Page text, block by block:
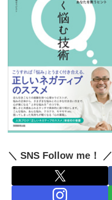
＼ SNS Follow me！ ／